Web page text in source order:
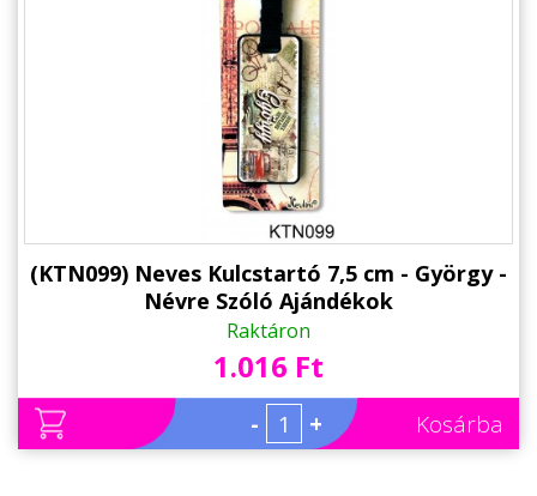
(KTN099) Neves Kulcstartó 7,5 cm - György -
Névre Szóló Ajándékok
Raktáron
1.016 Ft
- + Kosárba